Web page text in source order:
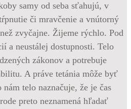
samy od seba sťahujú, v
či mravčenie a vnútorný
zvyčajne. Žijeme rýchlo. Pod
a neustálej dostupnosti. Telo
zákonov a potrebuje
A práve tetánia môže byť
telo naznačuje, že je čas
preto neznamená hľadať